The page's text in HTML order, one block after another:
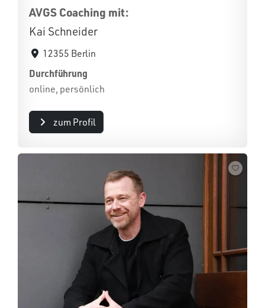
AVGS Coaching mit:
Kai Schneider
12355 Berlin
Durchführung
online, persönlich
zum Profil